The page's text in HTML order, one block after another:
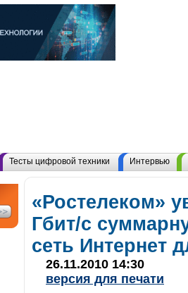
Тесты цифровой техники Интервью
«Ростелеком»
Гбит/с
сеть Интернет
26.11.2010 14:30
версия для печати